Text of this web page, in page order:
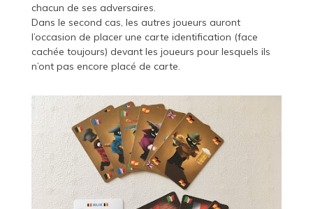
chacun de ses adversaires.
Dans le second cas, les autres joueurs auront
l’occasion de placer une carte identification (face
cachée toujours) devant les joueurs pour lesquels ils
n’ont pas encore placé de carte.